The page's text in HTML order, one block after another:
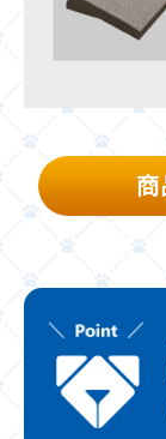
商